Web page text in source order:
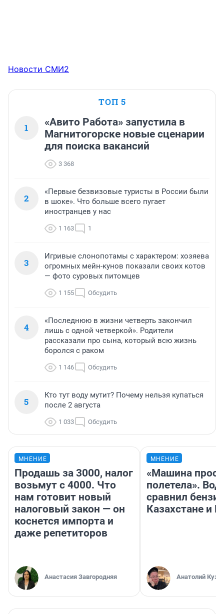
Новости СМИ2
ТОП 5
1
«Авито Работа» запустила в
Магнитогорске новые сценарии
для поиска вакансий
3 368
2
«Первые безвизовые туристы в России были
в шоке». Что больше всего пугает
иностранцев у нас
1 163 1
3
Игривые слонопотамы с характером: хозяева
огромных мейн-кунов показали своих котов
— фото суровых питомцев
1 155 Обсудить
4
«Последнюю в жизни четверть закончил
лишь с одной четверкой». Родители
рассказали про сына, который всю жизнь
боролся с раком
1 146 Обсудить
5
Кто тут воду мутит? Почему нельзя купаться
после 2 августа
1 033 Обсудить
МНЕНИЕ
Продашь за 3000, налог
возьмут с 4000. Что
нам готовит новый
налоговый закон — он
коснется импорта и
даже репетиторов
Анастасия Завгородняя
МНЕНИЕ
«Машина
полетела».
сравнил
Казахстане и
Анатолий